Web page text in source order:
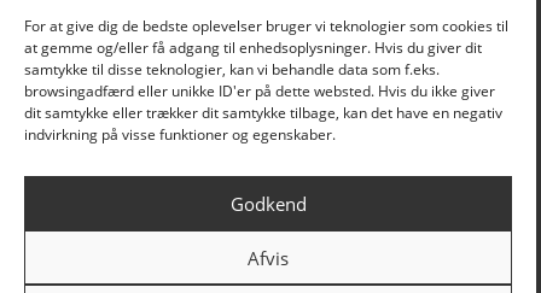
For at give dig de bedste oplevelser bruger vi teknologier som cookies til
at gemme og/eller få adgang til enhedsoplysninger. Hvis du giver dit
samtykke til disse teknologier, kan vi behandle data som f.eks.
browsingadfærd eller unikke ID'er på dette websted. Hvis du ikke giver
dit samtykke eller trækker dit samtykke tilbage, kan det have en negativ
indvirkning på visse funktioner og egenskaber.
Godkend
Afvis
Støtte
Presse
Aftaler